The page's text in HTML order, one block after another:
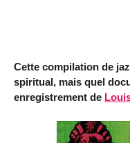
Cette compilation de
spiritual, mais quel
enregistrement de